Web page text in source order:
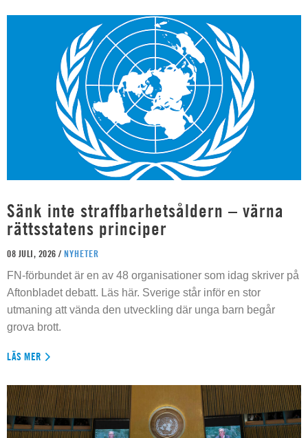
Sänk inte straffbarhetsåldern – värna
rättsstatens principer
08 JULI, 2026 / NYHETER
FN-förbundet är en av 48 organisationer som idag skriver på
Aftonbladet debatt. Läs här. Sverige står inför en stor
utmaning att vända den utveckling där unga barn begår
grova brott.
LÄS MER